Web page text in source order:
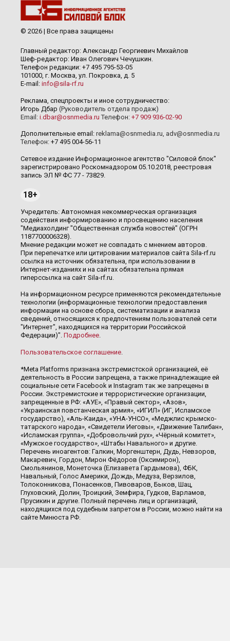
© 2026 | Все права защищены
Главный редактор: Александр Георгиевич Михайлов
Шеф-редактор: Иван Олегович Чечушкин.
Телефон редакции: +7 495 795-53-05
101000, г. Москва, ул. Покровка, д. 5
E-mail: info@sila-rf.ru
Реклама, спецпроекты и иное сотрудничество:
Игорь Дбар (Руководитель отдела продаж)
Email: i.dbar@osnmedia.ru Телефон: +7 909 936-02-90
Дополнительные email: reklama@osnmedia.ru, adv@osnmedia.ru
Телефон: +7 495 004-56-11
Сетевое издание Информационное агентство "Силовой блок"
зарегистрировано Роскомнадзором 05.10.2018, реестровая
запись ЭЛ № ФС 77 - 73829.
18+
Учредитель: Автономная некоммерческая организация
содействия информированию и просвещению населения
"Медиахолдинг "Общественная служба новостей" (ОГРН
1187700006328).
Мнение редакции может не совпадать с мнением авторов.
При перепечатке или цитировании материалов сайта Sila-rf.ru
ссылка на источник обязательна, при использовании в
Интернет-изданиях и на сайтах обязательна прямая
гиперссылка на сайт Sila-rf.ru.
На информационном ресурсе применяются рекомендательные
технологии (информационные технологии предоставления
информации на основе сбора, систематизации и анализа
сведений, относящихся к предпочтениям пользователей сети
"Интернет", находящихся на территории Российской
Федерации)". Подробнее.
Пользовательское соглашение.
*Meta Platforms признана экстремистской организацией, её
деятельность в России запрещена, а также принадлежащие ей
социальные сети Facebook и Instagram так же запрещены в
России. Экстремистские и террористические организации,
запрещенные в РФ: «АУЕ», «Правый сектор», «Азов»,
«Украинская повстанческая армия», «ИГИЛ» (ИГ, Исламское
государство), «Аль-Каида», «УНА-УНСО», «Меджлис крымско-
татарского народа», «Свидетели Иеговы», «Движение Талибан»,
«Исламская группа», «Добровольчий рух», «Чёрный комитет»,
«Мужское государство», «Штабы Навального» и другие.
Перечень иноагентов: Галкин, Моргенштерн, Дудь, Невзоров,
Макаревич, Гордон, Мирон Фёдоров (Оксимирон),
Смольянинов, Монеточка (Елизавета Гардымова), ФБК,
Навальный, Голос Америки, Дождь, Медуза, Верзилов,
Толоконникова, Понасенков, Пивоваров, Быков, Шац,
Глуховский, Долин, Троицкий, Земфира, Гудков, Варламов,
Прусикин и другие. Полный перечень лиц и организаций,
находящихся под судебным запретом в России, можно найти на
сайте Минюста РФ.